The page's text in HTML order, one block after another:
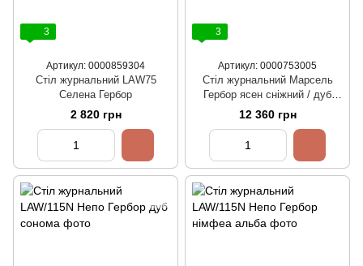
3
Артикул: 0000859304
Стіл журнальний LAW75
Селена Гербор
2 820 грн
3
Артикул: 0000753005
Стіл журнальний Марсель
Гербор ясен сніжний / дуб
сонома трюфель
12 360 грн